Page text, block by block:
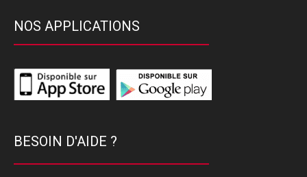
NOS APPLICATIONS
BESOIN D'AIDE ?